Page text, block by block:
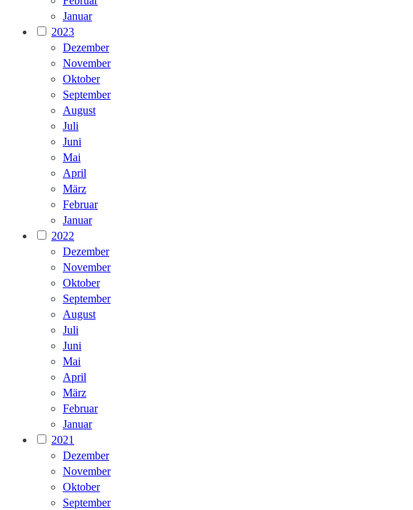
Januar
2023
Dezember
November
Oktober
September
August
Juli
Juni
Mai
April
März
Februar
Januar
2022
Dezember
November
Oktober
September
August
Juli
Juni
Mai
April
März
Februar
Januar
2021
Dezember
November
Oktober
September